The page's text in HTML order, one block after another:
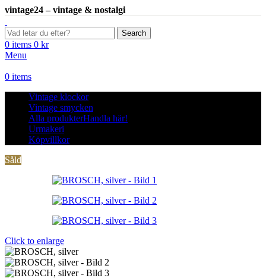
vintage24 – vintage & nostalgi
Search
0 items 0 kr
Menu
0 items
Vintage klockor
Vintage smycken
Alla produkterHandla här!
Urmakeri
Köpvillkor
Såld
Click to enlarge